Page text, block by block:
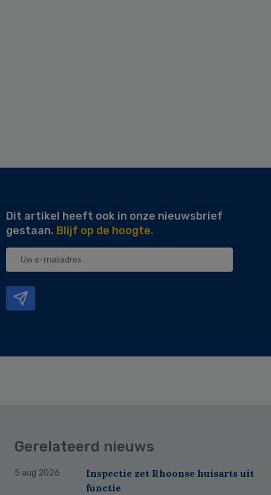
Dit artikel heeft ook in onze nieuwsbrief
gestaan. Blijf op de hoogte.
Uw
Gerelateerd nieuws
5 aug 2026
Inspectie zet Rhoonse huisarts uit
functie